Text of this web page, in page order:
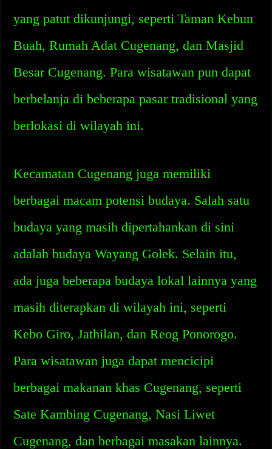
yang patut dikunjungi, seperti Taman Kebun
Buah, Rumah Adat Cugenang, dan Masjid
Besar Cugenang. Para wisatawan pun dapat
berbelanja di beberapa pasar tradisional yang
berlokasi di wilayah ini.
Kecamatan Cugenang juga memiliki
berbagai macam potensi budaya. Salah satu
budaya yang masih dipertahankan di sini
adalah budaya Wayang Golek. Selain itu,
ada juga beberapa budaya lokal lainnya yang
masih diterapkan di wilayah ini, seperti
Kebo Giro, Jathilan, dan Reog Ponorogo.
Para wisatawan juga dapat mencicipi
berbagai makanan khas Cugenang, seperti
Sate Kambing Cugenang, Nasi Liwet
Cugenang, dan berbagai masakan lainnya.